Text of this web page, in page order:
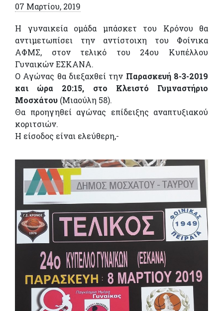
07 Μαρτίου, 2019
Η γυναικεία ομάδα μπάσκετ του Κρόνου θα
αντιμετωπίσει την αντίστοιχη του Φοίνικα
ΑΦΜΣ, στον τελικό του 24ου Κυπέλλου
Γυναικών ΕΣΚΑΝΑ.
Ο Αγώνας θα διεξαχθεί την Παρασκευή 8-3-2019
και ώρα 20:15, στο Κλειστό Γυμναστήριο
Μοσχάτου (Μιαούλη 58).
Θα προηγηθεί αγώνας επίδειξης αναπτυξιακού
κοριτσιών.
Η είσοδος είναι ελεύθερη,-